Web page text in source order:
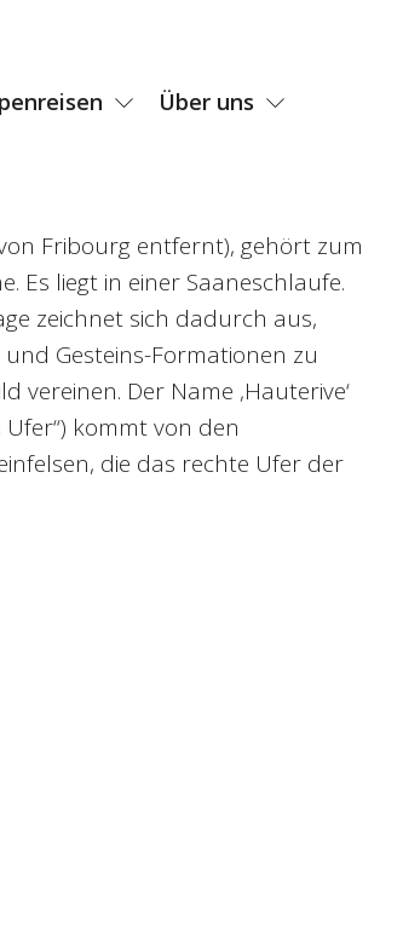
Über uns
Fribourg entfernt), gehört zum
Es liegt in einer Saaneschlaufe.
zeichnet sich dadurch aus,
Gesteins-Formationen zu
vereinen. Der Name ‚Hauterive‘
kommt von den
die das rechte Ufer der